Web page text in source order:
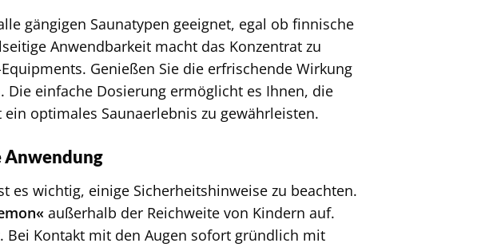
gängigen Saunatypen geeignet, egal ob finnische
Anwendbarkeit macht das Konzentrat zu
Genießen Sie die erfrischende Wirkung
einfache Dosierung ermöglicht es Ihnen, die
optimales Saunaerlebnis zu gewährleisten.
Anwendung
es wichtig, einige Sicherheitshinweise zu beachten.
außerhalb der Reichweite von Kindern auf.
Bei Kontakt mit den Augen sofort gründlich mit